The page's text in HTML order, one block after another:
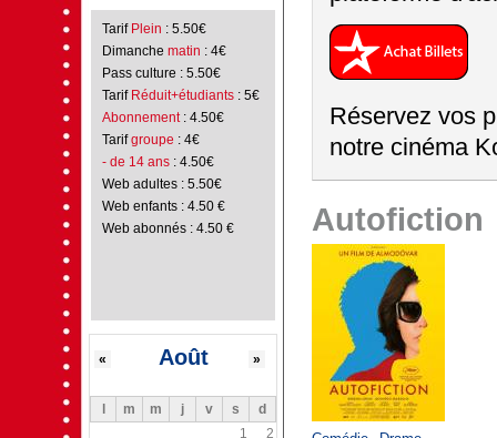
Tarif Plein : 5.50€
Dimanche matin : 4€
Pass culture : 5.50€
Tarif Réduit+étudiants : 5€
Abonnement: 4.50€
Tarifgroupe : 4€
- de 14 ans: 4.50€
Web adultes : 5.50€
Web enfants : 4.50 €
Web abonnés : 4.50 €
Août
« »
m m j v s
d
1
2
Réservez vos
notre cinéma
Autofiction